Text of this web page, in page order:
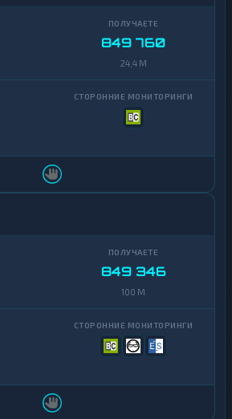
849 760
24,4 M
849 346
100 M